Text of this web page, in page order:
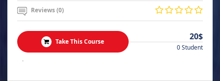
Reviews (0)
Take This Course 20$
0 Student
.